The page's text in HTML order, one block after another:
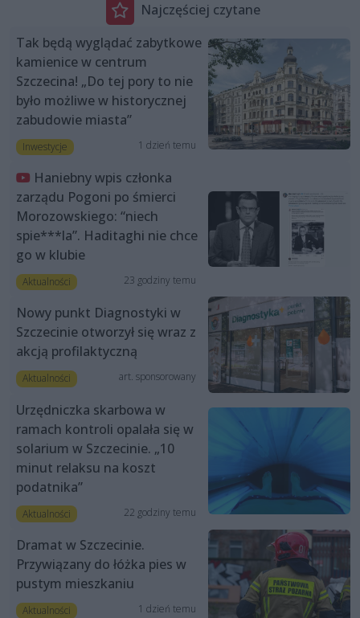
Najczęściej czytane
Tak będą wyglądać zabytkowe
kamienice w centrum
Szczecina! „Do tej pory to nie
było możliwe w historycznej
zabudowie miasta”
Inwestycje 1 dzień temu
Haniebny wpis członka
zarządu Pogoni po śmierci
Morozowskiego: “niech
spie***la”. Haditaghi nie chce
go w klubie
Aktualności 23 godziny temu
Nowy punkt Diagnostyki w
Szczecinie otworzył się wraz z
akcją profilaktyczną
Aktualności art. sponsorowany
Urzędniczka skarbowa w
ramach kontroli opalała się w
solarium w Szczecinie. „10
minut relaksu na koszt
podatnika”
Aktualności 22 godziny temu
Dramat w Szczecinie.
Przywiązany do łóżka pies w
pustym mieszkaniu
Aktualności 1 dzień temu